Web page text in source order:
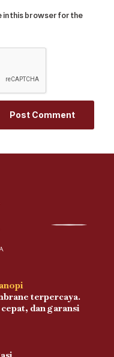
in this browser for the
terpercaya.
dan garansi